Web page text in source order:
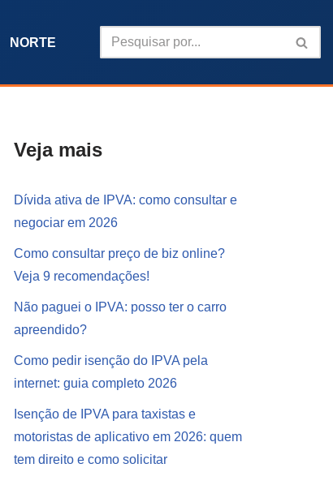
NORTE
Veja mais
Dívida ativa de IPVA: como consultar e
negociar em 2026
Como consultar preço de biz online?
Veja 9 recomendações!
Não paguei o IPVA: posso ter o carro
apreendido?
Como pedir isenção do IPVA pela
internet: guia completo 2026
Isenção de IPVA para taxistas e
motoristas de aplicativo em 2026: quem
tem direito e como solicitar